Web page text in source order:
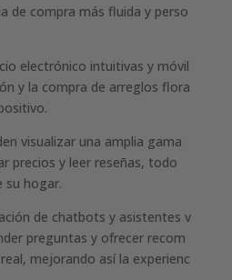
de compra más fluida y perso
electrónico intuitivas y móvil
y la compra de arreglos flora
visualizar una amplia gama
precios y leer reseñas, todo
su hogar.
de chatbots y asistentes v
preguntas y ofrecer recom
mejorando así la experienc